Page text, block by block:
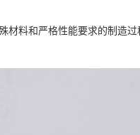
材料和严格性能要求的制造